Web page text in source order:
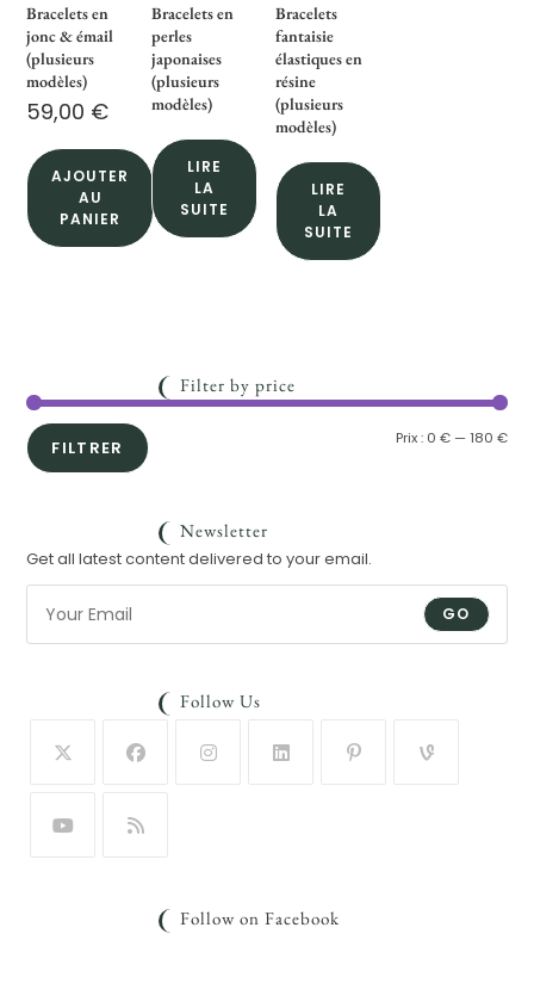
Bracelets en
jonc & émail
(plusieurs
modèles)
59,00 €
AJOUTER
AU
PANIER
Bracelets en
perles
japonaises
(plusieurs
modèles)
LIRE
LA
SUITE
Bracelets
fantaisie
élastiques en
résine
(plusieurs
modèles)
LIRE
LA
SUITE
Filter by price
FILTRER Prix : 0 €—180 €
Newsletter
Get all latest content delivered to your email.
GO
Follow Us
Follow on Facebook